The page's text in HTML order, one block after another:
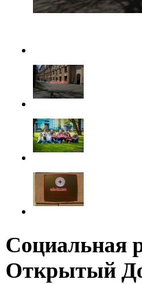
Социальная
Открытый